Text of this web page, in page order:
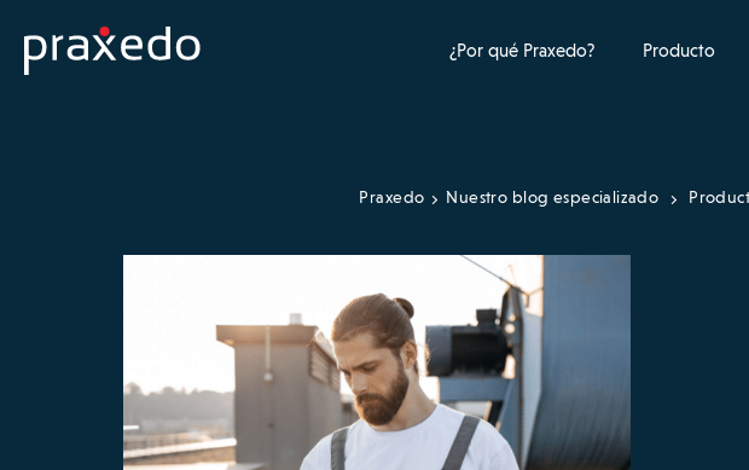
¿Por qué Praxedo? Producto
Praxedo Nuestro blog especializado